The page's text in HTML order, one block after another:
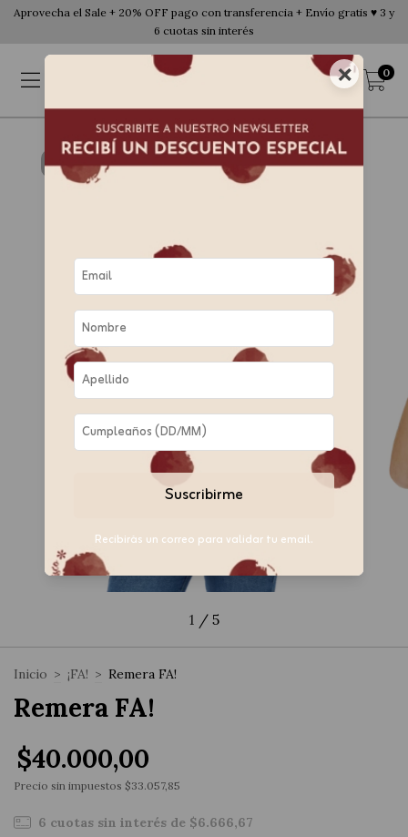
Aprovecha el Sale + 20% OFF pago con transferencia + Envío gratis ♥ 3 y
6 cuotas sin interés
0
ENVÍO GRATIS
1 / 5
Inicio > ¡FA! > Remera FA!
Remera FA!
$40.000,00
Precio sin impuestos $33.057,85
6 cuotas sin interés de $6.666,67
×
Suscribirme
Recibirás un correo para validar tu email.